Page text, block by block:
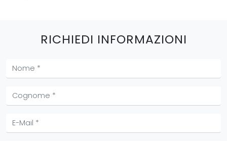
RICHIEDI INFORMAZIONI